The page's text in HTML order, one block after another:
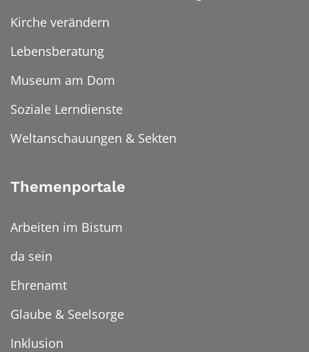
Kirche verändern
Lebensberatung
Museum am Dom
Soziale Lerndienste
Weltanschauungen & Sekten
Themenportale
Arbeiten im Bistum
da sein
Ehrenamt
Glaube & Seelsorge
Inklusion